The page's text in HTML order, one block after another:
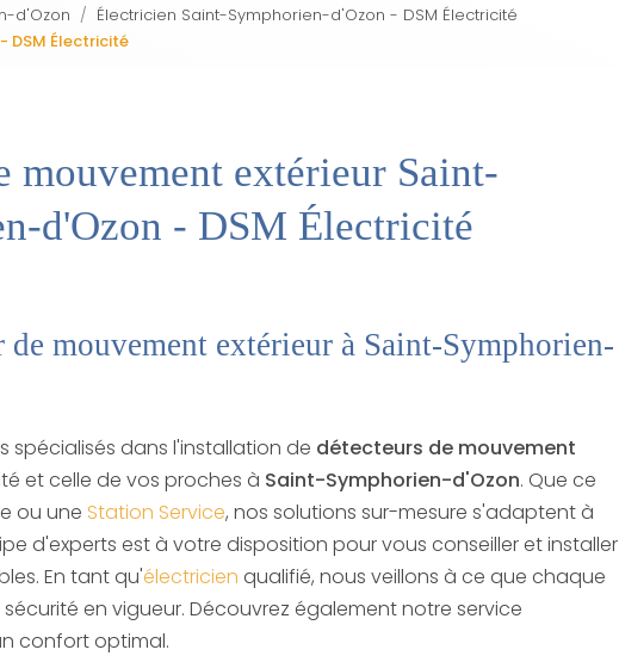
d'Ozon
Électricien Saint-Symphorien-d'Ozon - DSM Électricité
DSM Électricité
mouvement extérieur Saint-
d'Ozon - DSM Électricité
de mouvement extérieur à Saint-Symphorien-
spécialisés dans l'installation de détecteurs de mouvement
et celle de vos proches à Saint-Symphorien-d'Ozon. Que ce
ou une Station Service, nos solutions sur-mesure s'adaptent à
d'experts est à votre disposition pour vous conseiller et installer
En tant qu'électricien qualifié, nous veillons à ce que chaque
en vigueur. Découvrez également notre service
confort optimal.